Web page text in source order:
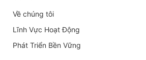
Về chúng tôi
Lĩnh Vực Hoạt Động
Phát Triển Bền Vững